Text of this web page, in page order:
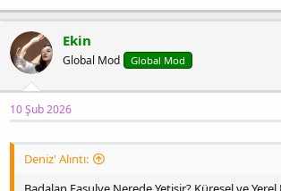
Ekin
Global Mod Global Mod
10 Şub 2026
Deniz' Alıntı: